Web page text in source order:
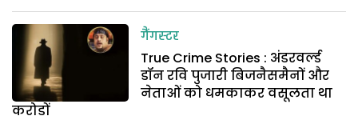
गैंगस्टर
True Crime Stories : अंडरवर्ल्ड
डॉन रवि पुजारी बिजनैसमैनों और
नेताओं को धमकाकर वसूलता था
करोड़ों